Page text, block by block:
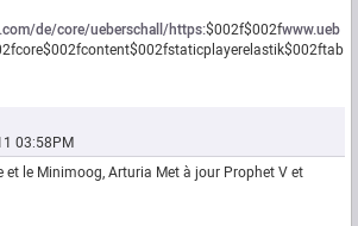
de/core/ueberschall/https:$002f$002fwww.ueb
03:58PM
et le Minimoog, Arturia Met à jour Prophet V et